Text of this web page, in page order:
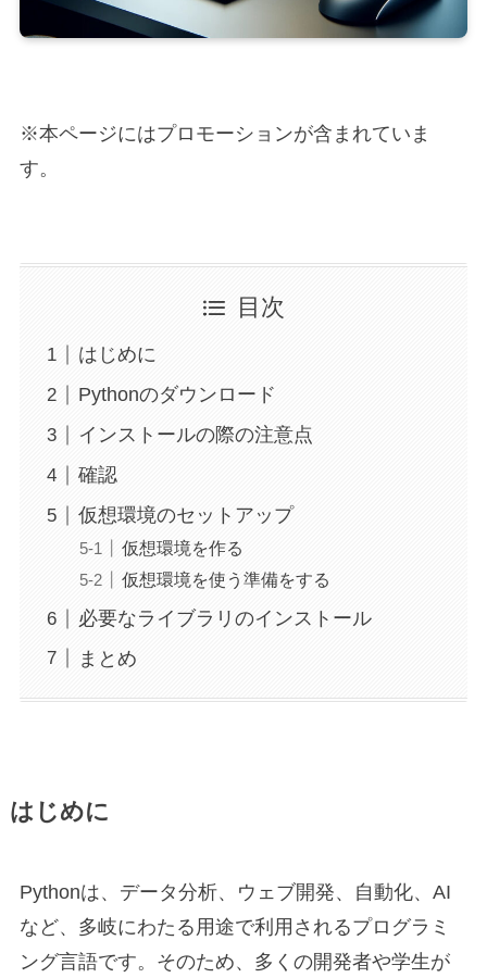
※本ページにはプロモーションが含まれていま
す。
目次
はじめに
Pythonのダウンロード
インストールの際の注意点
確認
仮想環境のセットアップ
仮想環境を作る
仮想環境を使う準備をする
必要なライブラリのインストール
まとめ
はじめに
Pythonは、データ分析、ウェブ開発、自動化、AI
など、多岐にわたる用途で利用されるプログラミ
ング言語です。そのため、多くの開発者や学生が